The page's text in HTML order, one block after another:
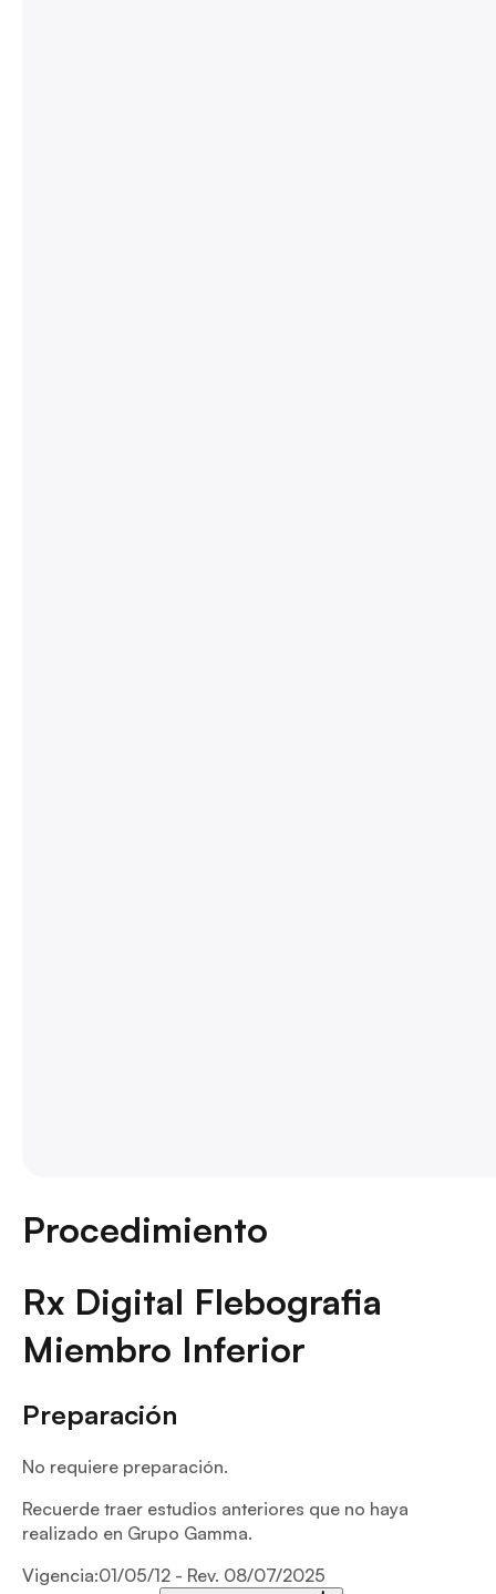
Procedimiento
Rx Digital Flebografia
Miembro Inferior
Preparación
No requiere preparación.
Recuerde traer estudios anteriores que no haya
realizado en Grupo Gamma.
Vigencia:01/05/12 - Rev. 08/07/2025